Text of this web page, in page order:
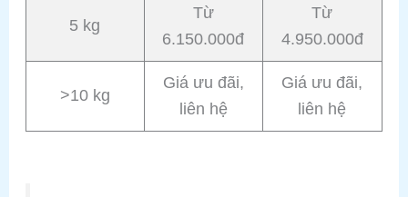
5 kg
Từ
6.150.000đ
Từ
4.950.000đ
>10 kg
Giá ưu đãi,
liên hệ
Giá ưu đãi,
liên hệ